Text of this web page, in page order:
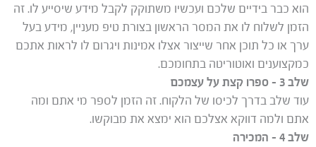
הוא כבר בידיים שלכם ועכשיו משתוקק לקבל מידע שיסייע לו. זה
הזמן לשלוח לו את המסר הראשון בצורת טיפ מעניין, מידע בעל
ערך או כל תוכן אחר שייצור אצלו אמינות ויגרום לו לראות אתכם
כמקצוענים ואוטוריטה בתחומכם.
שלב 3 – ספרו קצת על עצמכם
עוד שלב בדרך לכיסו של הלקוח. זה הזמן לספר מי אתם ומה
אתם ולמה דווקא אצלכם הוא ימצא את מבוקשו.
שלב 4 – המכירה